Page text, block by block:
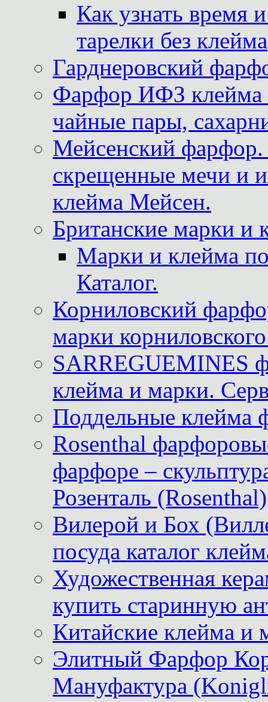
Как узнать время
тарелки без клейма
Гарднеровский
Фарфор ИФЗ клейма
чайные пары,
Мейсенский фарфор.
скрещенные мечи и
клейма Мейсен.
Британские марки и
Марки и клейма
Каталог.
Корниловский
марки
SARREGUEMINES
клейма и марки.
Поддельные клейма
Rosenthal
фарфоре –
Розенталь (Rosenthal)
Вилерой и Бох
посуда каталог
Художественная
купить старинную
Китайские клейма и
Элитный Фарфор
Мануфактура